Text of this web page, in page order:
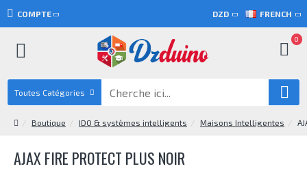
COMPTE DZD FRENCH
0
Toutes Catégories
Boutique IDO & systèmes intelligents Maisons Intelligentes
AJAX FIRE PROTECT PLUS NOIR